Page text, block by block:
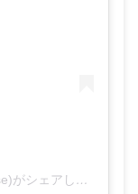
キャリー焼菓子店(@kyarie_bake_house)がシェアした投稿